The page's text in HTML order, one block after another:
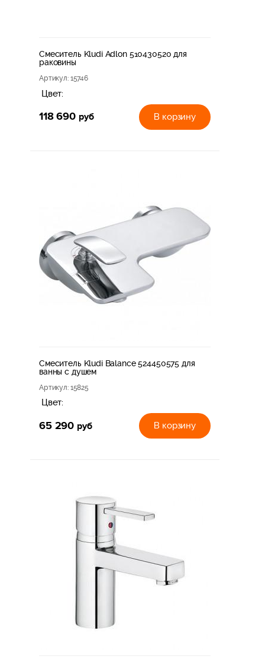
Смеситель Kludi Adlon 510430520 для
раковины
Артикул: 15746
Цвет:
118 690 руб В корзину
Смеситель Kludi Balance 524450575 для
ванны с душем
Артикул: 15825
Цвет:
65 290 руб В корзину